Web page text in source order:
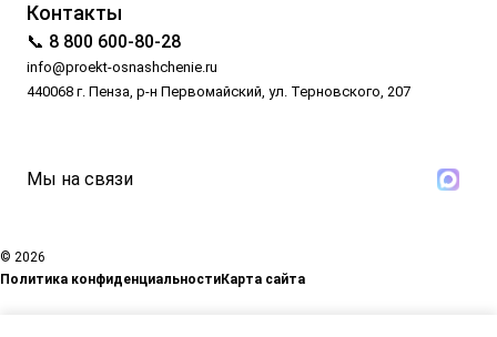
Контакты
📞 8 800 600-80-28
info@proekt-osnashchenie.ru
440068 г. Пенза, р-н Первомайский, ул. Терновского, 207
Мы на связи
© 2026
Политика конфиденциальностиКарта сайта